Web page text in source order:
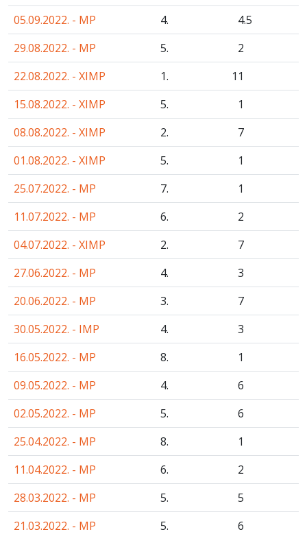
05.09.2022. - MP
4. 4.5
29.08.2022. - MP
5.
2
22.08.2022. - XIMP
1.
11
15.08.2022. - XIMP
5.
1
08.08.2022. - XIMP
2.
7
01.08.2022. - XIMP
5.
1
25.07.2022. - MP
7.
1
11.07.2022. - MP
6.
2
04.07.2022. - XIMP
2.
7
27.06.2022. - MP
4.
3
20.06.2022. - MP
3.
7
30.05.2022. - IMP
4.
3
16.05.2022. - MP
8.
1
09.05.2022. - MP
4.
6
02.05.2022. - MP
5.
6
25.04.2022. - MP
8.
1
11.04.2022. - MP
6.
2
28.03.2022. - MP
5.
5
21.03.2022. - MP
5.
6